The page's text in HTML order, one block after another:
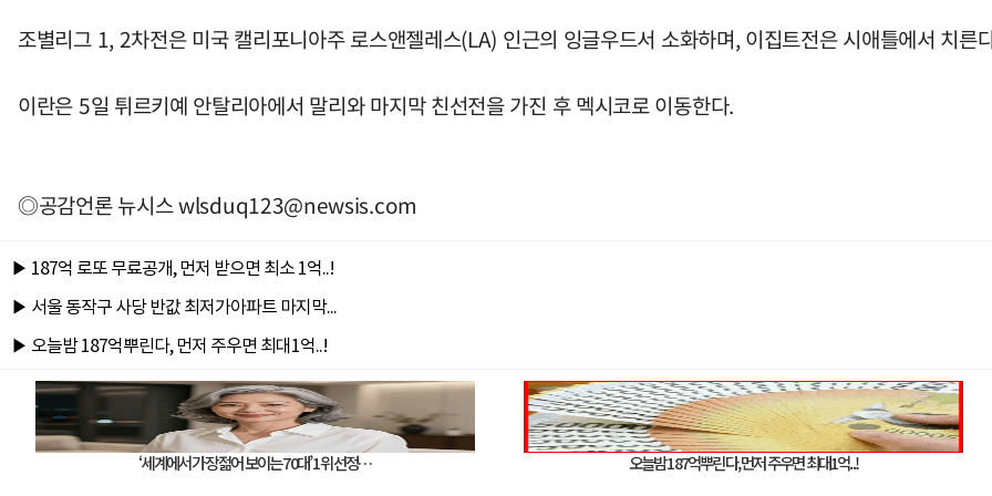
조별리그 1, 2차전은 미국 캘리포니아주 로스앤젤레스(LA) 인근의 잉글우드서 소화하며, 이집트전은 시애틀에서 치른
이란은 5일 튀르키예 안탈리아에서 말리와 마지막 친선전을 가진 후 멕시코로 이동한다.
◎공감언론 뉴시스wlsduq123@newsis.com